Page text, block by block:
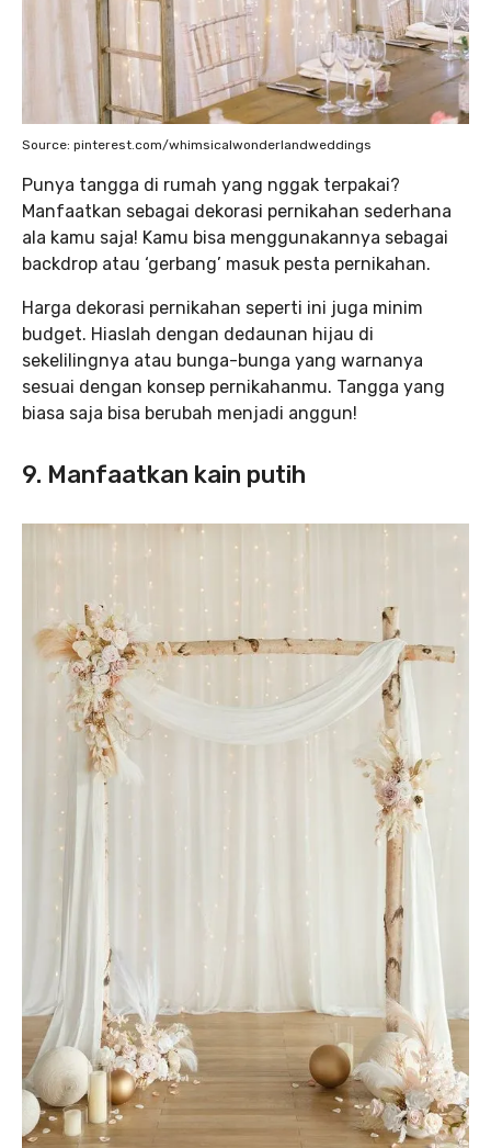
Source: pinterest.com/whimsicalwonderlandweddings
Punya tangga di rumah yang nggak terpakai?
Manfaatkan sebagai dekorasi pernikahan sederhana
ala kamu saja! Kamu bisa menggunakannya sebagai
backdrop atau ‘gerbang’ masuk pesta pernikahan.
Harga dekorasi pernikahan seperti ini juga minim
budget. Hiaslah dengan dedaunan hijau di
sekelilingnya atau bunga-bunga yang warnanya
sesuai dengan konsep pernikahanmu. Tangga yang
biasa saja bisa berubah menjadi anggun!
9. Manfaatkan kain putih